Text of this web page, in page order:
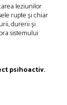
leziunilor
rupte și chiar
durerii și
sistemului
psihoactiv.